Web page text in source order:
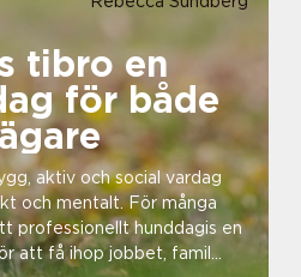
en
för både
aktiv och social vardag
och mentalt. För många
professionellt hunddagis en
att få ihop jobbet, famil...